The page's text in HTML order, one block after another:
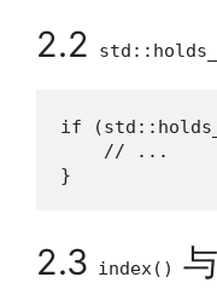
2.2
if
    // ...
}
2.3 index() 与